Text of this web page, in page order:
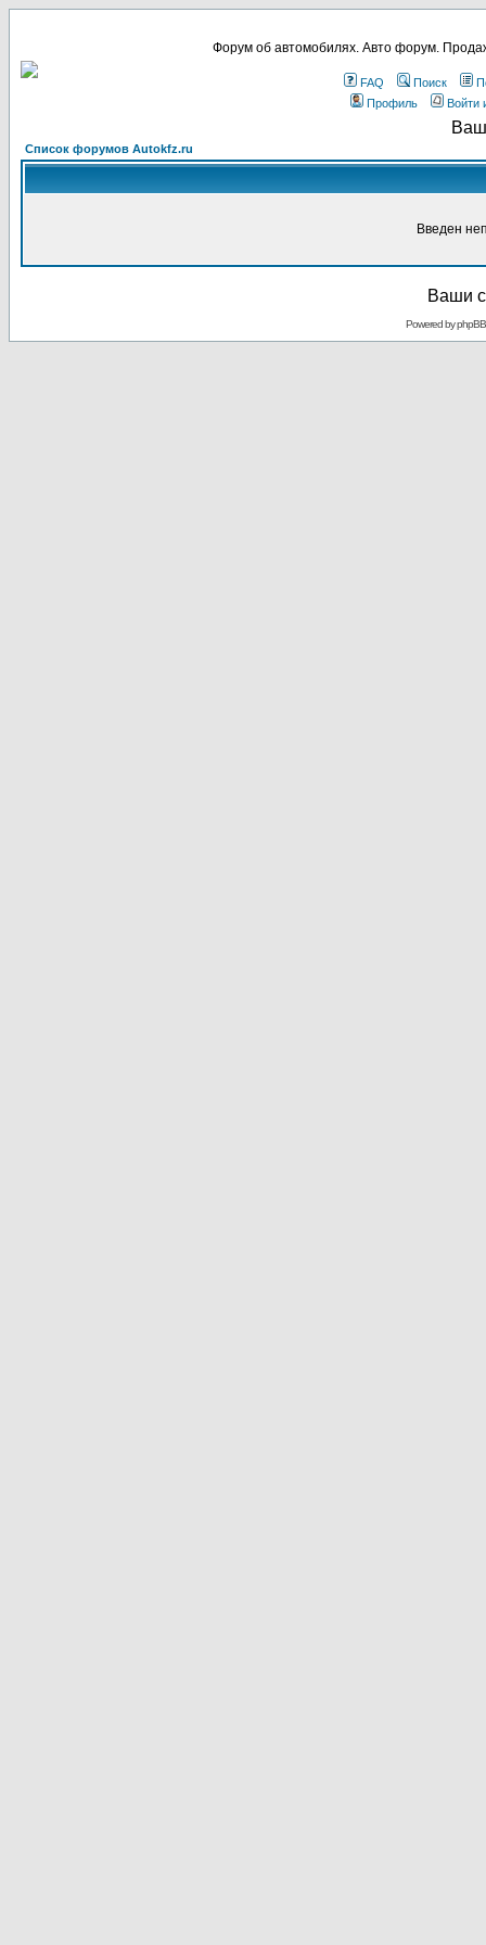
Форум об автомобилях. Авто форум.
FAQ Поиск
Профиль
Войти
Список форумов Autokfz.ru
Введен
Ваши
Powered byphpBB